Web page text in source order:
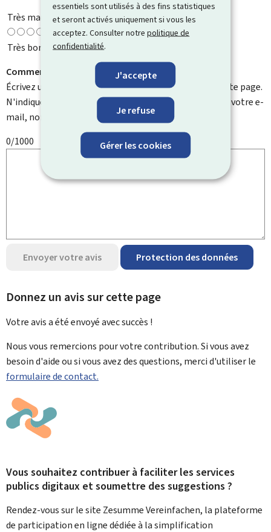
essentiels sont utilisés à des fins statistiques
et seront activés uniquement si vous les
acceptez. Consulter notrepolitique de
confidentialité.
J'accepte
Je refuse
Gérer les cookies
Très mauvaise
Très bonne
Comment pouvons-nous l'améliorer ?
Écrivez un commentaire et aidez-nous à améliorer cette page.
N'indiquez pas d'informations personnelles telles que votre e-
mail, nom, numéro de téléphone, etc.
0/1000
Envoyer votre avis Protection des données
Donnez un avis sur cette page
Votre avis a été envoyé avecsuccès !
Nous vous remercions pour votre contribution. Si vous avez
besoin d'aide ou si vous avez des questions, merci d'utiliser le
formulaire de contact.
Vous souhaitez contribuer à faciliter les services
publics digitaux et soumettre des suggestions ?
Rendez-vous sur le site Zesumme Vereinfachen, la plateforme
de participation en ligne dédiée à la simplification